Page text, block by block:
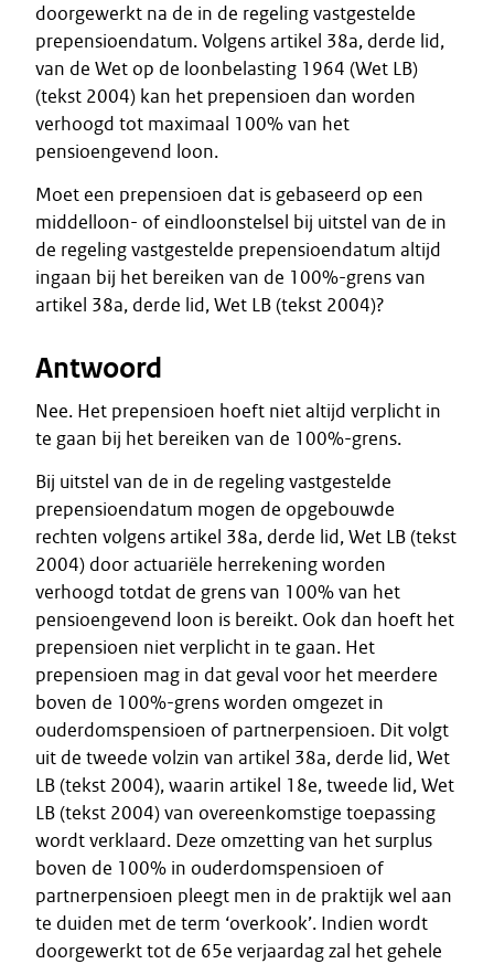
doorgewerkt na de in de regeling vastgestelde
prepensioendatum. Volgens artikel 38a, derde lid,
van de Wet op de loonbelasting 1964 (Wet LB)
(tekst 2004) kan het prepensioen dan worden
verhoogd tot maximaal 100% van het
pensioengevend loon.
Moet een prepensioen dat is gebaseerd op een
middelloon- of eindloonstelsel bij uitstel van de in
de regeling vastgestelde prepensioendatum altijd
ingaan bij het bereiken van de 100%-grens van
artikel 38a, derde lid, Wet LB (tekst 2004)?
Antwoord
Nee. Het prepensioen hoeft niet altijd verplicht in
te gaan bij het bereiken van de 100%-grens.
Bij uitstel van de in de regeling vastgestelde
prepensioendatum mogen de opgebouwde
rechten volgens artikel 38a, derde lid, Wet LB (tekst
2004) door actuariële herrekening worden
verhoogd totdat de grens van 100% van het
pensioengevend loon is bereikt. Ook dan hoeft het
prepensioen niet verplicht in te gaan. Het
prepensioen mag in dat geval voor het meerdere
boven de 100%-grens worden omgezet in
ouderdomspensioen of partnerpensioen. Dit volgt
uit de tweede volzin van artikel 38a, derde lid, Wet
LB (tekst 2004), waarin artikel 18e, tweede lid, Wet
LB (tekst 2004) van overeenkomstige toepassing
wordt verklaard. Deze omzetting van het surplus
boven de 100% in ouderdomspensioen of
partnerpensioen pleegt men in de praktijk wel aan
te duiden met de term ‘overkook’. Indien wordt
doorgewerkt tot de 65e verjaardag zal het gehele